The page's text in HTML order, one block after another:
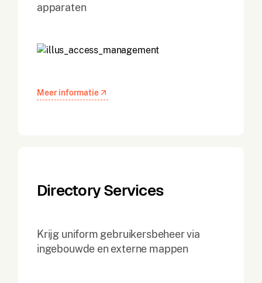
apparaten
Meer informatie
Directory Services
Krijg uniform gebruikersbeheer via
ingebouwde en externe mappen